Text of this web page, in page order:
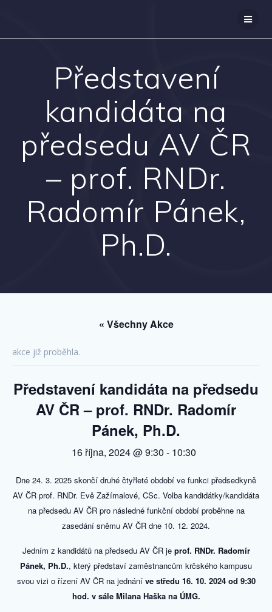
Představení
kandidáta na
předsedu AV ČR
– prof. RNDr.
Radomír Pánek,
Ph.D.
« Všechny Akce
akce již proběhla.
Představení kandidáta na předsedu
AV ČR – prof. RNDr. Radomír
Pánek, Ph.D.
16 října, 2024 @ 9:30 - 10:30
Dne 24. 3. 2025 skončí druhé čtyřleté období ve funkci předsedkyně
AV ČR prof. RNDr. Evě Zažímalové, CSc. Volba kandidátky/kandidáta
na předsedu AV ČR pro následné funkční období proběhne na
zasedání sněmu AV ČR dne 10. 12. 2024.
Jedním z kandidátů na předsedu AV ČR je prof. RNDr. Radomír
Pánek, Ph.D., který představí zaměstnancům krčského kampusu
svou vizi o řízení AV ČR na jednání ve středu 16. 10. 2024 od 9:30
hod. v sále Milana Haška na ÚMG.